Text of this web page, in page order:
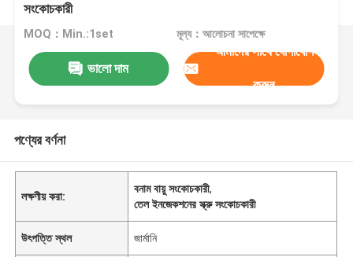
সংকোচকারী
MOQ：Min.:1set মূল্য：আলোচনা সাপেক্ষে
ভালো দাম
আমাদের সাথে যোগাযোগ
করুন
পণ্যের বর্ণনা
লক্ষণীয় করা:
বনাম বায়ু সংকোচকারী,
তেল ইনজেকশনের স্ক্রু সংকোচকারী
উৎপত্তি স্থল জার্মানি